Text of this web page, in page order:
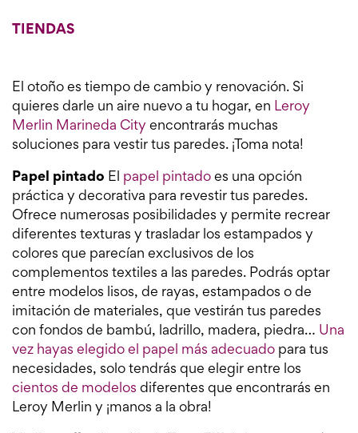
TIENDAS
El otoño es tiempo de cambio y renovación. Si
quieres darle un aire nuevo a tu hogar, en Leroy
Merlin Marineda City encontrarás muchas
soluciones para vestir tus paredes. ¡Toma nota!
Papel pintado El papel pintado es una opción
práctica y decorativa para revestir tus paredes.
Ofrece numerosas posibilidades y permite recrear
diferentes texturas y trasladar los estampados y
colores que parecían exclusivos de los
complementos textiles a las paredes. Podrás optar
entre modelos lisos, de rayas, estampados o de
imitación de materiales, que vestirán tus paredes
con fondos de bambú, ladrillo, madera, piedra… Una
vez hayas elegido el papel más adecuado para tus
necesidades, solo tendrás que elegir entre los
cientos de modelos diferentes que encontrarás en
Leroy Merlin y ¡manos a la obra!